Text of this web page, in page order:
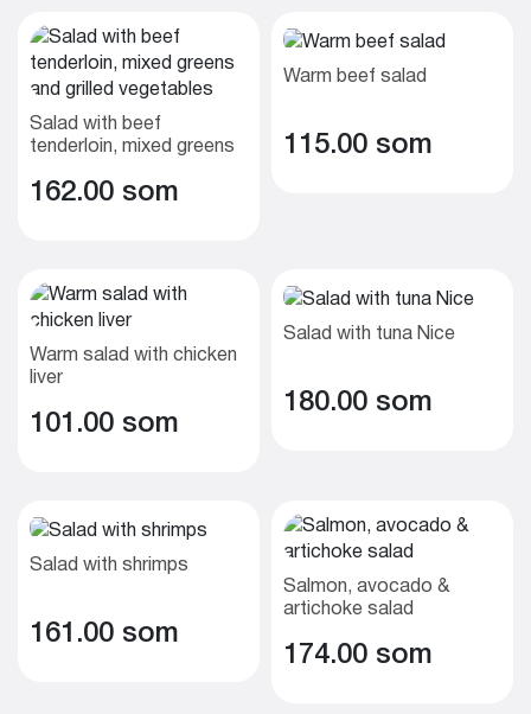
Salad with beef
tenderloin, mixed greens
162.00 som
Warm beef salad
115.00 som
Warm salad with chicken
liver
101.00 som
Salad with tuna Nice
180.00 som
Salad with shrimps
161.00 som
Salmon, avocado &
artichoke salad
174.00 som